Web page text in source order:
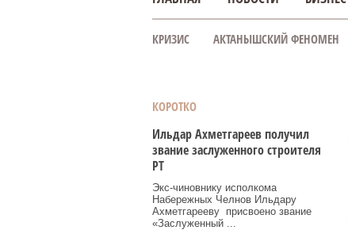
КРИЗИС АКТАНЫШСКИЙ ФЕНОМЕН
КОРОТКО
Ильдар Ахметгареев получил
звание заслуженного строителя
РТ
Экс‑чиновнику исполкома
Набережных Челнов Ильдару
Ахметгарееву присвоено звание
«Заслуженный ...